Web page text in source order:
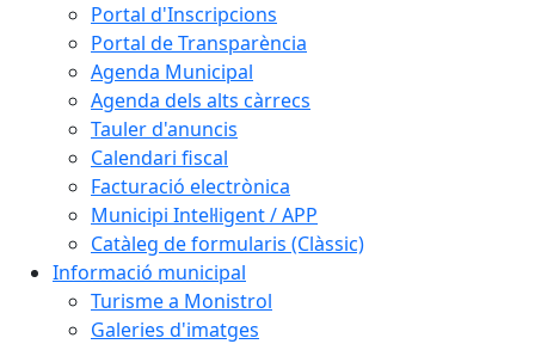
Portal d'Inscripcions
Portal de Transparència
Agenda Municipal
Agenda dels alts càrrecs
Tauler d'anuncis
Calendari fiscal
Facturació electrònica
Municipi Intel·ligent / APP
Catàleg de formularis (Clàssic)
Informació municipal
Turisme a Monistrol
Galeries d'imatges